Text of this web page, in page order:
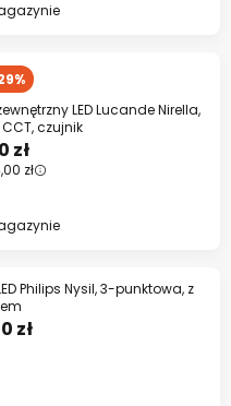
LED Lucande Nirella,
czujnik
zł
zł
Philips Nysil, 3-punktowa, z
zł